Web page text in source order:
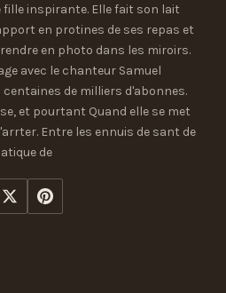
fille inspirante. Elle fait son lait
en protines de ses repas et
en photo dans les miroirs.
avec le chanteur Samuel
centaines de milliers d'abonnes.
et pourtant Quand elle se met
Entre les ennuis de sant de
de